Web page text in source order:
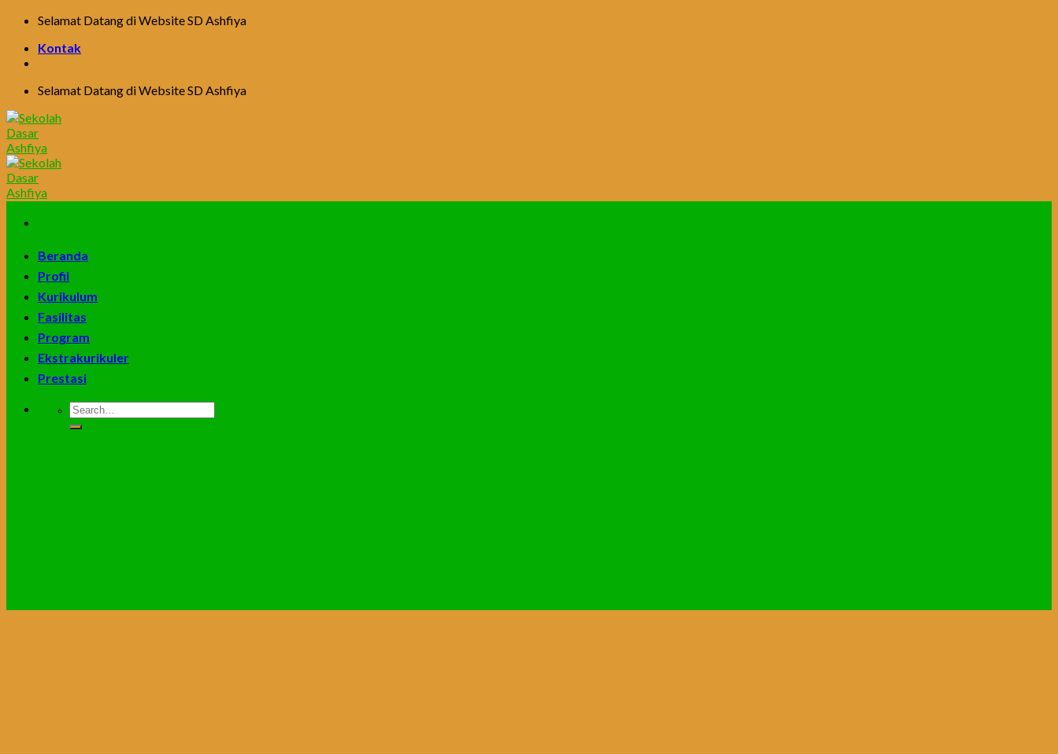
Skip
content
Selamat Datang di Website SD Ashfiya
Kontak
Selamat Datang di Website SD Ashfiya
Beranda
Profil
Kurikulum
Fasilitas
Program
Ekstrakurikuler
Prestasi